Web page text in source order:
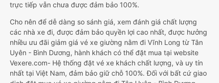
trực tiếp vẫn chưa được đảm bảo 100%.
Cho nên để dễ dàng so sánh giá, xem đánh giá chất lượng
các nhà xe đi, được đảm bảo quyền lợi cao nhất, được hưởng
nhiều ưu đãi giảm giá vé xe giường nằm đi Vĩnh Long từ Tân
Uyên - Bình Dương, hành khách có thể đặt mua tại website
Vexere.com- Hệ thống đặt vé xe khách chất lượng, và uy tín
nhất tại Việt Nam, đảm bảo giữ chỗ 100%. Đối với bất cứ giao